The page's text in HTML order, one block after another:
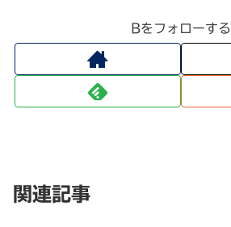
Bをフォローする
関連記事